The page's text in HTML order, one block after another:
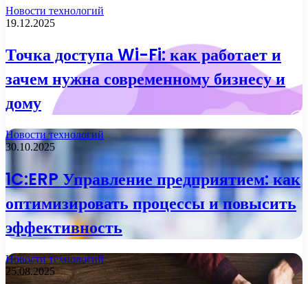
Новости технологий
19.12.2025
Точка доступа Wi-Fi: как работает и
зачем нужна современному бизнесу и
дому
Новости технологий
30.10.2025
1C:ERP Управление предприятием: как
оптимизировать процессы и повысить
эффективность
Новости технологий
25.08.2025